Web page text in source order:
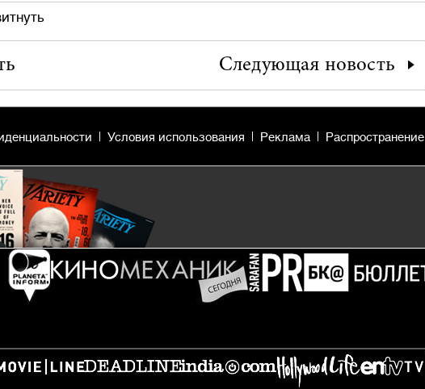
Следующая новость
Условия использования Реклама Распространение